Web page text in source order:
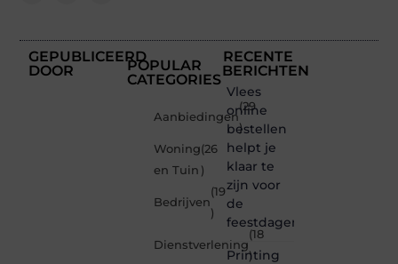
GEPUBLICEERD
DOOR
POPULAR
CATEGORIES
Aanbiedingen
(29
)
Woning
en Tuin
(26
)
Bedrijven
(19
)
Dienstverlening
(18
)
RECENTE
BERICHTEN
Vlees
online
bestellen
helpt je
klaar te
zijn voor
de
feestdagen
Printing